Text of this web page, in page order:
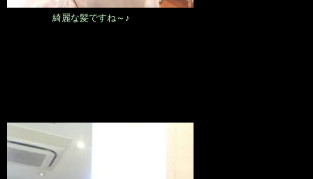
綺麗な髪ですね～♪